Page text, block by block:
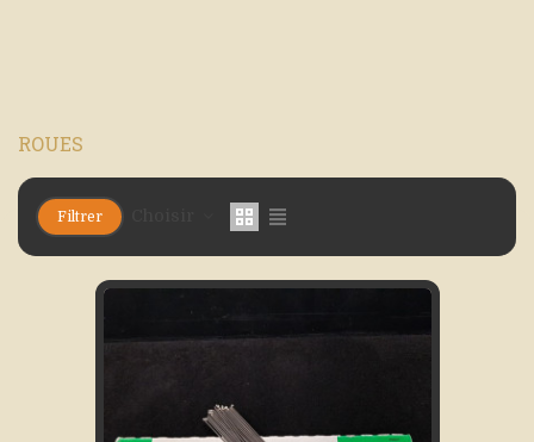
ROUES
Filtrer